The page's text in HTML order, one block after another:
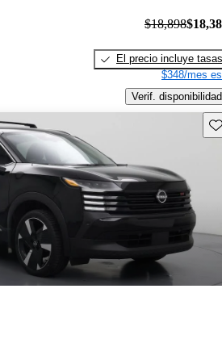
$18,898
El precio incluye tasas
$348/mes
Verif. disponibilidad